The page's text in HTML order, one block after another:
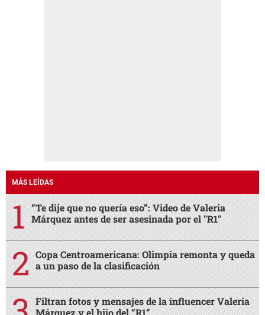
MÁS LEÍDAS
“Te dije que no quería eso”: Video de Valeria
Márquez antes de ser asesinada por el "R1"
Copa Centroamericana: Olimpia remonta y queda
a un paso de la clasificación
Filtran fotos y mensajes de la influencer Valeria